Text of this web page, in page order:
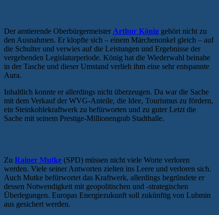
Der amtierende Oberbürgermeister Arthur König gehört nicht zu
den Ausnahmen. Er klopfte sich – einem Märchenonkel gleich – auf
die Schulter und verwies auf die Leistungen und Ergebnisse der
vergehenden Legislaturperiode. König hat die Wiederwahl beinahe
in der Tasche und dieser Umstand verlieh ihm eine sehr entspannte
Aura.
Inhaltlich konnte er allerdings nicht überzeugen. Da war die Sache
mit dem Verkauf der WVG-Anteile, die Idee, Tourismus zu fördern,
ein Steinkohlekraftwerk zu befürworten und zu guter Letzt die
Sache mit seinem Prestige-Millionengrab Stadthalle.
Zu Rainer Mutke (SPD) müssen nicht viele Worte verloren
werden. Viele seiner Antworten zielten ins Leere und verloren sich.
Auch Mutke befürwortet das Kraftwerk, allerdings begründete er
dessen Notwendigkeit mit geopolitischen und -strategischen
Überlegungen. Europas Energiezukunft soll zukünftig von Lubmin
aus gesichert werden.